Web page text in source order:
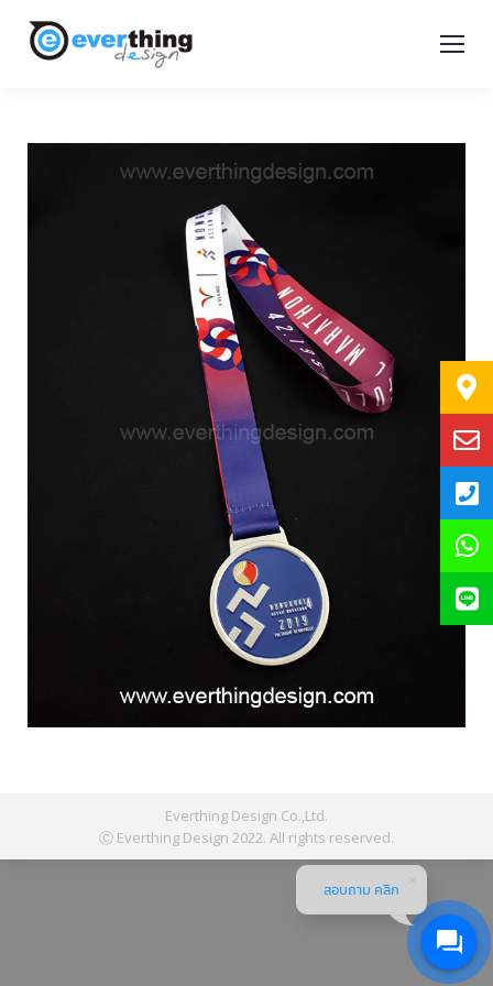
Everthing Design Co.,Ltd.
Ⓒ Everthing Design 2022. All rights reserved.
สอบถาม คลิก